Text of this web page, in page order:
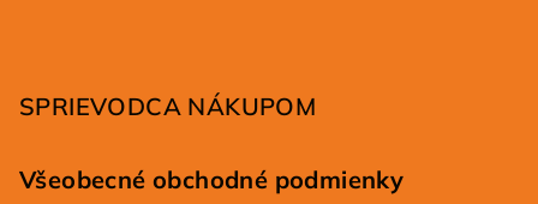
SPRIEVODCA NÁKUPOM
Všeobecné obchodné podmienky